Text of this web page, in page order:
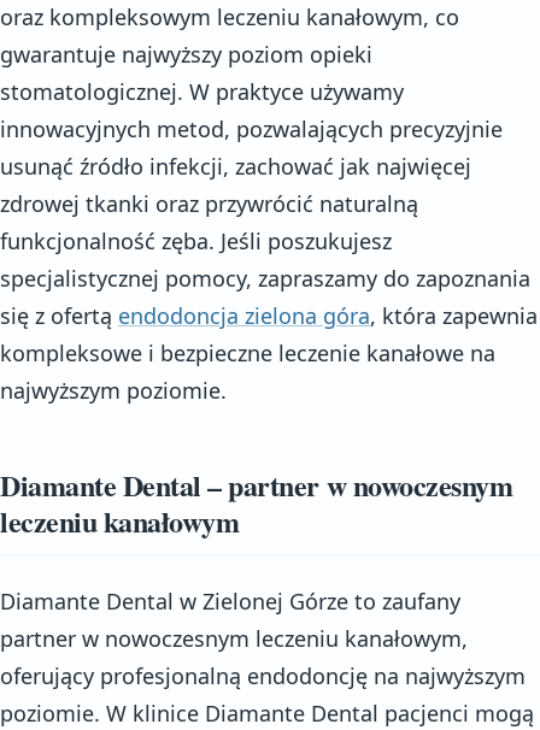
oraz kompleksowym leczeniu kanałowym, co
gwarantuje najwyższy poziom opieki
stomatologicznej. W praktyce używamy
innowacyjnych metod, pozwalających precyzyjnie
usunąć źródło infekcji, zachować jak najwięcej
zdrowej tkanki oraz przywrócić naturalną
funkcjonalność zęba. Jeśli poszukujesz
specjalistycznej pomocy, zapraszamy do zapoznania
się z ofertą endodoncja zielona góra, która zapewnia
kompleksowe i bezpieczne leczenie kanałowe na
najwyższym poziomie.
Diamante Dental – partner w nowoczesnym
leczeniu kanałowym
Diamante Dental w Zielonej Górze to zaufany
partner w nowoczesnym leczeniu kanałowym,
oferujący profesjonalną endodoncję na najwyższym
poziomie. W klinice Diamante Dental pacjenci mogą